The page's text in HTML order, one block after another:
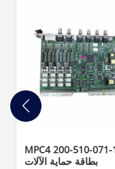
MPC4 200-510-071-
بطاقة حماية الآلات